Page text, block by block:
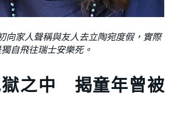
向家人聲稱與友人去立陶宛度假，實際
自飛往瑞士安樂死。
獄之中 揭童年曾被